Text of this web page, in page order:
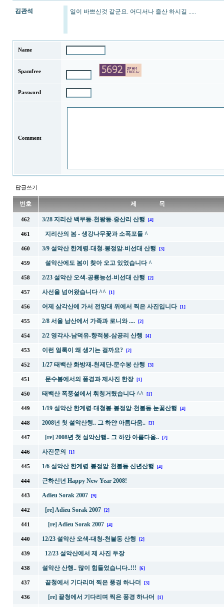
김관석 일이 바쁘신것 같군요. 어디서나 즐산 하시길 .....
Name
Spamfree
Password
Comment
답글쓰기
번호 제 목
462 3/28 지리산 백무동-천왕동-중산리 산행 [4]
461 지리산의 봄 - 생강나무꽃과 소폭포들 ^
460 3/9 설악산 한계령-대청-봉정암-비선대 산행 [3]
459 설악산에도 봄이 찾아 오고 있었습니다 ^
458 2/23 설악산 오색-공룡능선-비선대 산행 [2]
457 사선을 넘어왔습니다 ^^ [1]
456 어제 삼각산에 가서 전망대 위에서 찍은 사진입니다 [1]
455 2/8 서울 남산에서 가족과 로니와 .... [2]
454 2/2 영각사-남덕유-향적봉-삼공리 산행 [4]
453 이런 얼룩이 왜 생기는 걸까요? [2]
452 1/27 태백산 화방재-천제단-문수봉 산행 [3]
451 문수봉에서의 풍경과 제사진 한장 [1]
450 태백산 폭풍설에서 휘청거렸습니다 ^^ [1]
449 1/19 설악산 한계령-대청봉-봉정암-천불동 눈꽃산행 [4]
448 2008년 첫 설악산행.. 그 하얀 아름다움.. [3]
447 [re] 2008년 첫 설악산행.. 그 하얀 아름다움.. [2]
446 사진문의 [1]
445 1/6 설악산 한계령-봉정암-천불동 신년산행 [4]
444 근하신년 Happy New Year 2008!
443 Adieu Sorak 2007 [9]
442 [re] Adieu Sorak 2007 [2]
441 [re] Adieu Sorak 2007 [4]
440 12/23 설악산 오색-대청-천불동 산행 [2]
439 12/23 설악산에서 제 사진 두장
438 설악산 산행.. 많이 힘들었습니다..!!! [6]
437 끝청에서 기다리며 찍은 풍경 하나더 [3]
436 [re] 끝청에서 기다리며 찍은 풍경 하나더 [1]